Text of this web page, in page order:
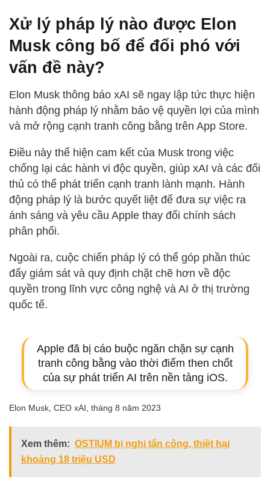
Xử lý pháp lý nào được Elon
Musk công bố để đối phó với
vấn đề này?
Elon Musk thông báo xAI sẽ ngay lập tức thực hiện
hành động pháp lý nhằm bảo vệ quyền lợi của mình
và mở rộng cạnh tranh công bằng trên App Store.
Điều này thể hiện cam kết của Musk trong việc
chống lại các hành vi độc quyền, giúp xAI và các đối
thủ có thể phát triển cạnh tranh lành mạnh. Hành
động pháp lý là bước quyết liệt để đưa sự việc ra
ánh sáng và yêu cầu Apple thay đổi chính sách
phân phối.
Ngoài ra, cuộc chiến pháp lý có thể góp phần thúc
đẩy giám sát và quy định chặt chẽ hơn về độc
quyền trong lĩnh vực công nghệ và AI ở thị trường
quốc tế.
Apple đã bị cáo buộc ngăn chặn sự cạnh
tranh công bằng vào thời điểm then chốt
của sự phát triển AI trên nền tảng iOS.
Elon Musk, CEO xAI, tháng 8 năm 2023
Xem thêm: OSTIUM bị nghi tấn công, thiệt hại
khoảng 18 triệu USD